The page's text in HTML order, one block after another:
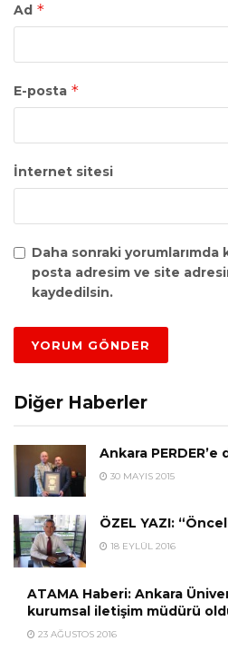
Ad *
E-posta *
İnternet sitesi
Daha sonraki yorumlarımda
posta adresim ve site
kaydedilsin.
Diğer Haberler
Ankara
30 MAYIS 2015
ÖZEL YAZI:
18 EYLÜL 2016
ATAMA Haberi: Ankara
kurumsal iletişim müdürü
23 AĞUSTOS 2016